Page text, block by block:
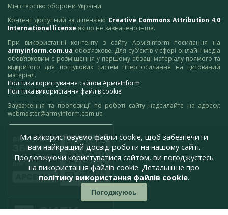
Міністерство оборони України
Контент доступний за ліцензією Creative Commons Attribution 4.0
International license якщо не зазначено інше.
При використанні контенту з сайту АрміяInform посилання на
armyinform.com.ua обов’язкове. Для суб’єктів у сфері онлайн-медіа
обов’язковим є розміщення у першому абзаці матеріалу прямого та
відкритого для пошукових систем гіперпосилання на цитований
матеріал.
Політика користування сайтом АрміяInform
Політика використання файлів cookie
Зауваження та пропозиції по роботі сайту надсилайте на адресу:
webmaster@armyinform.com.ua
Ми використовуємо файли cookie, щоб забезпечити
вам найкращий досвід роботи на нашому сайті.
Продовжуючи користуватися сайтом, ви погоджуєтесь
на використання файлів cookie. Детальніше про
політику використання файлів cookie.
Погоджуюсь